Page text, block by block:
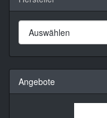
Angebote